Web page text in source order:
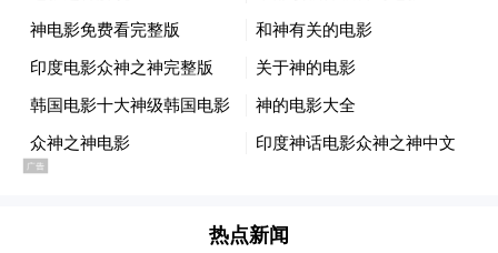
邮政编码：330038
热点新闻